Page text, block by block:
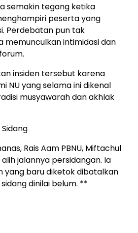
semakin tegang ketika
peserta yang
Perdebatan pun tak
memunculkan intimidasi dan
insiden tersebut karena
NU yang selama ini dikenal
musyawarah dan akhlak
Rais Aam PBNU, Miftachul
jalannya persidangan. Ia
yang baru diketok dibatalkan
dinilai belum. **